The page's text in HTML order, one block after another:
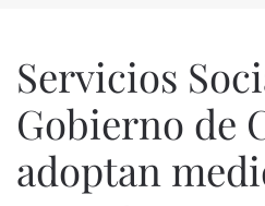
Servicios
Gobierno de
adoptan